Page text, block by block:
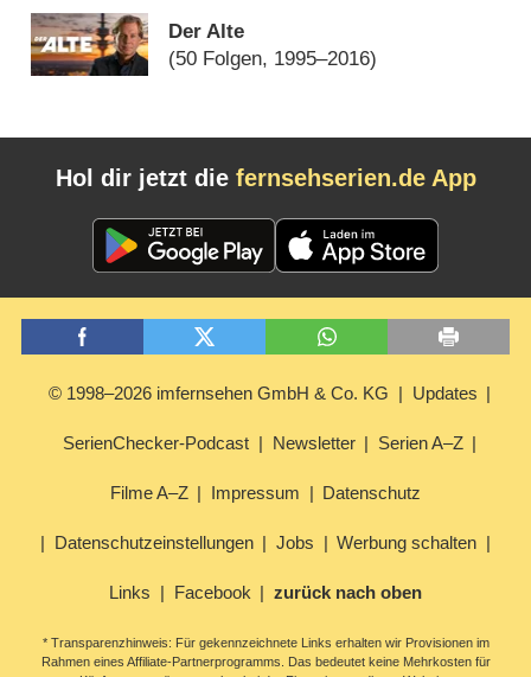
Der Alte
(50 Folgen, 1995–2016)
Hol dir jetzt die fernsehserien.de App
© 1998–2026 imfernsehen GmbH & Co. KG Updates
SerienChecker-Podcast Newsletter Serien A–Z
Filme A–Z Impressum Datenschutz
Datenschutzeinstellungen Jobs Werbung schalten
Links Facebook zurück nach oben
* Transparenzhinweis: Für gekennzeichnete Links erhalten wir Provisionen im
Rahmen eines Affiliate-Partnerprogramms. Das bedeutet keine Mehrkosten für